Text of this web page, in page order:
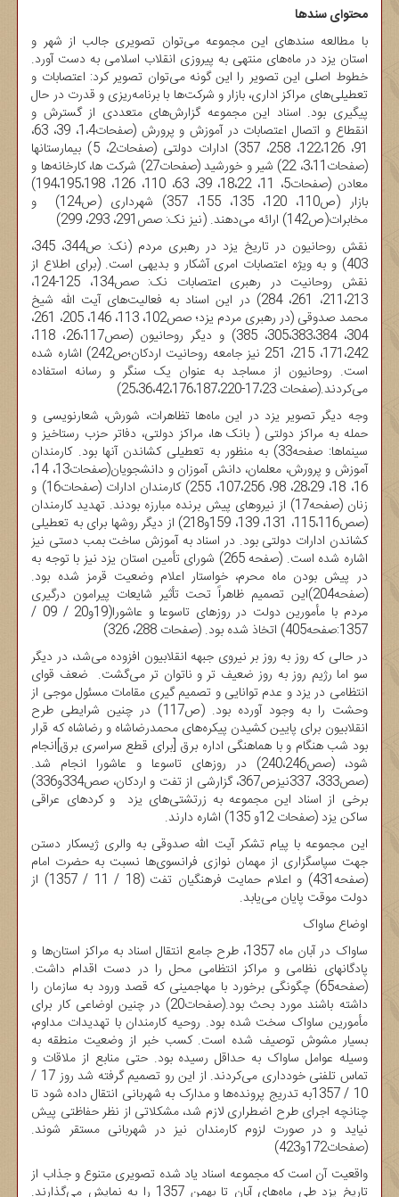
محتوای سندها
با مطالعه سندهای این مجموعه می‌توان تصویری جالب از شهر و
استان یزد در ماه‌های منتهی به پیروزی انقلاب اسلامی به دست آورد.
خطوط اصلی این تصویر را این گونه می‌توان تصویر کرد: اعتصابات و
تعطیلی‌های مراکز اداری، بازار و شرکت‌ها با برنامه‌ریزی و قدرت در حال
پیگیری بود. اسناد این مجموعه گزارش‌های متعددی از گسترش و
انقطاع و اتصال اعتصابات در آموزش و پرورش (صفحات1،4، 39، 63،
91، 122،126، 258، 357) ادارات دولتی (صفحات2، 5) بیمارستانها
(صفحات3،11، 22) شیر و خورشید (صفحات27) شرکت ها، کارخانه‌ها و
معادن (صفحات5، 11، 18،22، 39، 63، 110، 126، 194،195،198)
بازار (ص110، 120، 135، 155، 357) شهرداری (ص124) و
مخابرات(ص142) ارائه می‌دهند. (نیز نک: صص291، 293، 299)
نقش روحانیون در تاریخ یزد در رهبری مردم (نک: ص344، 345،
403) و به ویژه اعتصابات امری آشکار و بدیهی است. (برای اطلاع از
نقش روحانیت در رهبری اعتصابات نک: صص134، 125-124،
211،213، 261، 284) در این اسناد به فعالیت‌های آیت الله شیخ
محمد صدوقی (در رهبری مردم یزد؛ صص102، 113، 146، 205، 261،
304، 305،383،384، 385) و دیگر روحانیون (صص26،117، 118،
171،242، 215، 251 نیز جامعه روحانیت اردکان؛ص242) اشاره شده
است. روحانیون از مساجد به عنوان یک سنگر و رسانه استفاده
می‌کردند.(صفحات 17،23-25،36،42،176،187،220)
وجه دیگر تصویر یزد در این ماه‌ها تظاهرات، شورش، شعارنویسی و
حمله به مراکز دولتی ( بانک ها، مراکز دولتی، دفاتر حزب رستاخیز و
سینماها: صفحه33) به منظور به تعطیلی کشاندن آنها بود. کارمندان
آموزش و پرورش، معلمان، دانش آموزان و دانشجویان(صفحات13، 14،
16، 18، 28،29، 98، 107،256، 255) کارمندان ادارات (صفحات16) و
زنان (صفحه17) از نیروهای پیش برنده مبارزه بودند. تهدید کارمندان
(صص115،116، 131، 139، 159و218) از دیگر روشها برای به تعطیلی
کشاندن ادارات دولتی بود. در اسناد به آموزش ساخت بمب دستی نیز
اشاره شده است. (صفحه 265) شورای تأمین استان یزد نیز با توجه به
در پیش بودن ماه محرم، خواستار اعلام وضعیت قرمز شده بود.
(صفحه204)این تصمیم ظاهراً تحت تأثیر شایعات پیرامون درگیری
مردم با مأمورین دولت در روزهای تاسوعا و عاشورا(19و20 / 09 /
1357:صفحه405) اتخاذ شده بود. (صفحات 288، 326)
در حالی که روز به روز بر نیروی جبهه انقلابیون افزوده می‌شد، در دیگر
سو اما رژیم روز به روز ضعیف تر و ناتوان تر می‌گشت. ضعف قوای
انتظامی در یزد و عدم توانایی و تصمیم گیری مقامات مسئول موجی از
وحشت را به وجود آورده بود. (ص117) در چنین شرایطی طرح
انقلابیون برای پایین کشیدن پیکره‌های محمدرضاشاه و رضاشاه که قرار
بود شب هنگام و با هماهنگی اداره برق [برای قطع سراسری برق]انجام
شود، (صص240،246) در روزهای تاسوعا و عاشورا انجام شد.
(صص333، 337نیزص367، گزارشی از تفت و اردکان، صص334و336)
برخی از اسناد این مجموعه به زرتشتی‌های یزد و کردهای عراقی
ساکن یزد (صفحات 12و 135) اشاره دارند.
این مجموعه با پیام تشکر آیت الله صدوقی به والری ژیسکار دستن
جهت سپاسگزاری از مهمان نوازی فرانسوی‌ها نسبت به حضرت امام
(صفحه431) و اعلام حمایت فرهنگیان تفت (18 / 11 / 1357) از
دولت موقت پایان می‌یابد.
اوضاع ساواک
ساواک در آبان ماه 1357، طرح جامع انتقال اسناد به مراکز استان‌ها و
پادگانهای نظامی و مراکز انتظامی محل را در دست اقدام داشت.
(صفحه65) چگونگی برخورد با مهاجمینی که قصد ورود به سازمان را
داشته باشند مورد بحث بود.(صفحات20) در چنین اوضاعی کار برای
مأمورین ساواک سخت شده بود. روحیه کارمندان با تهدیدات مداوم،
بسیار مشوش توصیف شده است. کسب خبر از وضعیت منطقه به
وسیله عوامل ساواک به حداقل رسیده بود. حتی منابع از ملاقات و
تماس تلفنی خودداری می‌کردند. از این رو تصمیم گرفته شد روز 17 /
10 / 1357به تدریج پرونده‌ها و مدارک به شهربانی انتقال داده شود تا
چنانچه اجرای طرح اضطراری لازم شد، مشکلاتی از نظر حفاظتی پیش
نیاید و در صورت لزوم کارمندان نیز در شهربانی مستقر شوند.
(صفحات172و423)
واقعیت آن است که مجموعه اسناد یاد شده تصویری متنوع و جذاب از
تاریخ یزد طی ماه‌های آبان تا بهمن 1357 را به نمایش می‌گذارند.